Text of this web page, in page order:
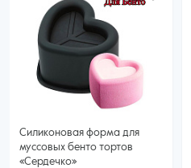
Силиконовая форма для
муссовых бенто тортов
«Сердечко»